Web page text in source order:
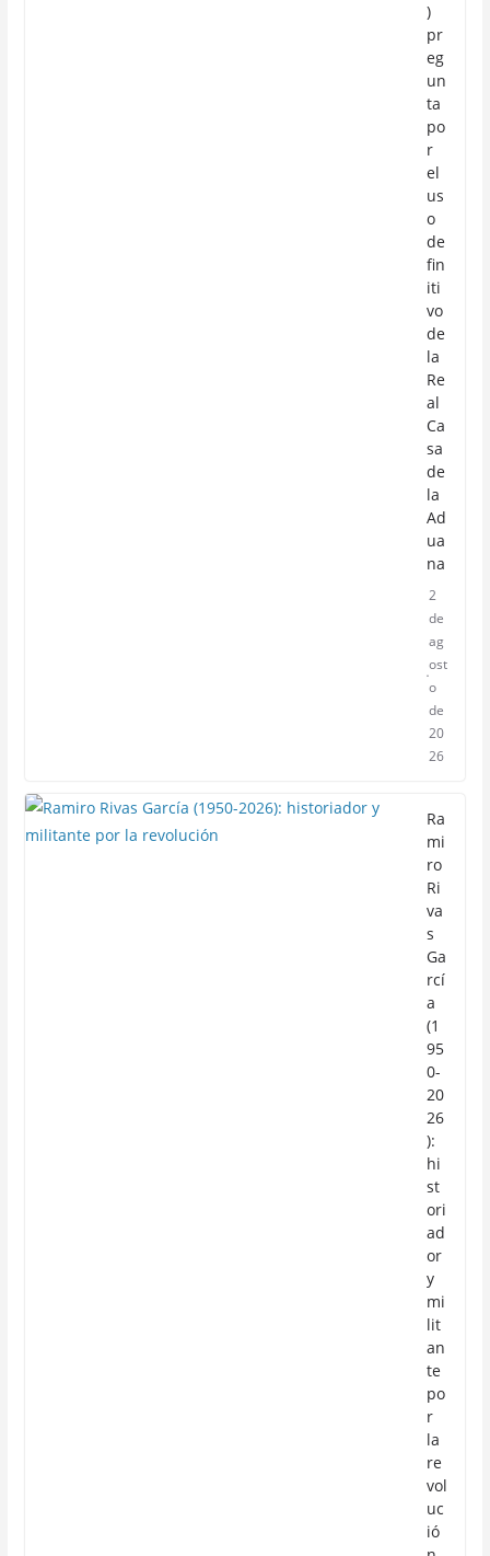
)
pr
eg
un
ta
po
r
el
us
o
de
fin
iti
vo
de
la
Re
al
Ca
sa
de
la
Ad
ua
na
2
de
ag
ost
o
de
20
26
Ra
mi
ro
Ri
va
s
Ga
rcí
a
(1
95
0-
20
26
):
hi
st
ori
ad
or
y
mi
lit
an
te
po
r
la
re
vol
uc
ió